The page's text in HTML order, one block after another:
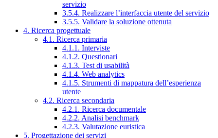
servizio
3.5.4. Realizzare l’interfaccia utente del servizio
3.5.5. Validare la soluzione ottenuta
4. Ricerca progettuale
4.1. Ricerca primaria
4.1.1. Interviste
4.1.2. Questionari
4.1.3. Test di usabilità
4.1.4. Web analytics
4.1.5. Strumenti di mappatura dell’esperienza
utente
4.2. Ricerca secondaria
4.2.1. Ricerca documentale
4.2.2. Analisi benchmark
4.2.3. Valutazione euristica
5. Progettazione dei servizi